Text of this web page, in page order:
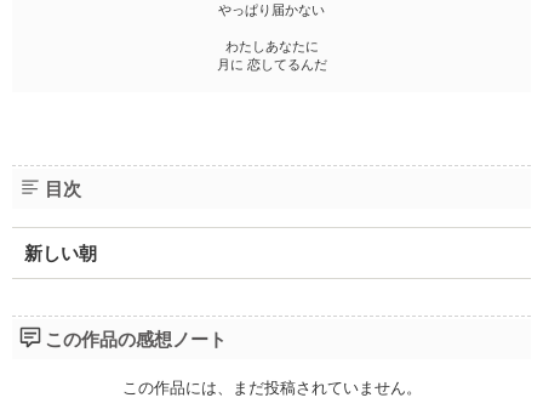
やっぱり届かない
わたしあなたに
月に 恋してるんだ
目次
新しい朝
この作品の感想ノート
この作品には、まだ投稿されていません。